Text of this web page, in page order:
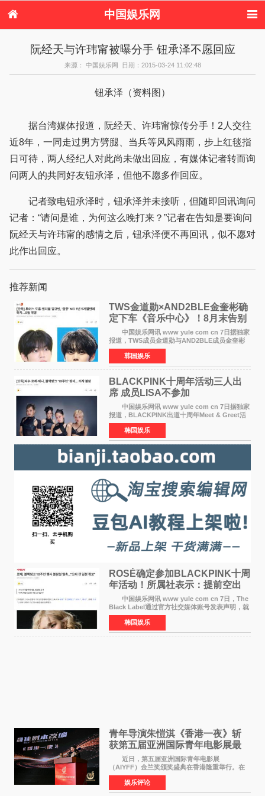
中国娱乐网
港台娱乐
日本娱乐 韩国娱乐
欧美娱乐
音乐新闻 影视新闻
内地明星八卦
八卦
阮经天与许玮甯被曝分手 钮承泽不愿回应
来源： 中国娱乐网 日期：2015-03-24 11:02:48
钮承泽（资料图）
据台湾媒体报道，阮经天、许玮甯惊传分手！2人交往
近8年，一同走过男方劈腿、当兵等风风雨雨，步上红毯指
日可待，两人经纪人对此尚未做出回应，有媒体记者转而询
问两人的共同好友钮承泽，但他不愿多作回应。
记者致电钮承泽时，钮承泽并未接听，但随即回讯询问
记者：“请问是谁，为何这么晚打来？”记者在告知是要询问
阮经天与许玮甯的感情之后，钮承泽便不再回讯，似不愿对
此作出回应。
推荐新闻
TWS金道勋×AND2BLE金奎彬确
定下车《音乐中心》！8月末告别
MC席位
中国娱乐网讯 www yule com cn 7日据独家
报道，TWS成员金道勋与AND2BLE成员金奎彬
将于8月离开《音乐中心》MC的位置。 金道
勋与金奎彬于去年3月与H2H A-NA一起被选为
《音乐中心》MC，约1
韩国娱乐
BLACKPINK十周年活动三人出
席 成员LISA不参加
中国娱乐网讯 www yule com cn 7日据独家
报道，BLACKPINK出道十周年Meet & Greet活
动将由智秀、ROS&Eacute;、JENNIE出席，
LISA将缺席。 此前BLACKPINK所属社YG并
未为组合出道十周年做
韩国娱乐
ROSÉ确定参加BLACKPINK十周
年活动！所属社表示：提前空出
了时间
中国娱乐网讯 www yule com cn 7日，The
Black Label通过官方社交媒体账号发表声明，就
近期网络上关于ROS&Eacute;个人行程及是否参
加BLACKPINK出道纪念活动的种种猜测作出正
式回应。 Th
韩国娱乐
青年导演朱愷淇《香港一夜》斩
获第五届亚洲国际青年电影展最
佳剧本改编奖
近日，第五届亚洲国际青年电影展
（AIYFF）金兰奖颁奖盛典在香港隆重举行。在
这场汇聚数百位海内外电影人、文化界人士及媒
体代表的亚洲青年影视盛会上，香港本土电影
《香港一夜》（Dawn in Ho
娱乐评论